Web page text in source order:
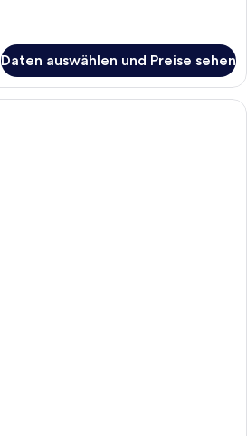
Daten auswählen und Preise sehen